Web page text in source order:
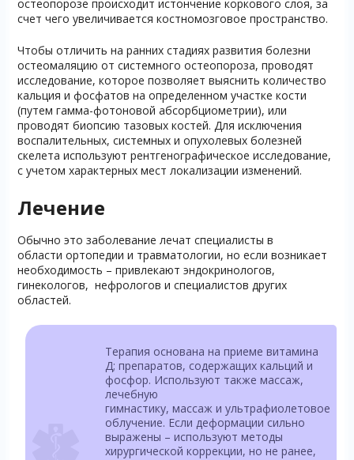
остеопорозе происходит истончение коркового слоя, за
счет чего увеличивается костномозговое пространство.
Чтобы отличить на ранних стадиях развития болезни
остеомаляцию от системного остеопороза, проводят
исследование, которое позволяет выяснить количество
кальция и фосфатов на определенном участке кости
(путем гамма-фотоновой абсорбциометрии), или
проводят биопсию тазовых костей. Для исключения
воспалительных, системных и опухолевых болезней
скелета используют рентгенографическое исследование,
с учетом характерных мест локализации изменений.
Лечение
Обычно это заболевание лечат специалисты в
области ортопедии и травматологии, но если возникает
необходимость – привлекают эндокринологов,
гинекологов, нефрологов и специалистов других
областей.
Терапия основана на приеме витамина
Д; препаратов, содержащих кальций и
фосфор. Используют также массаж,
лечебную
гимнастику, массаж и ультрафиолетовое
облучение. Если деформации сильно
выражены – используют методы
хирургической коррекции, но не ранее,